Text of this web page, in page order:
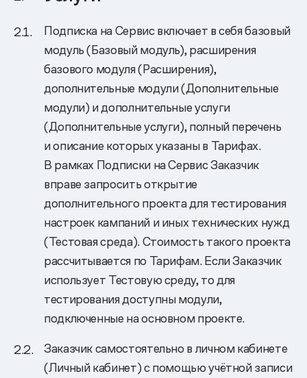
Подписка на Сервис включает в себя базовый
модуль (Базовый модуль), расширения
базового модуля (Расширения),
дополнительные модули (Дополнительные
модули) и дополнительные услуги
(Дополнительные услуги), полный перечень
и описание которых указаны в Тарифах.
В рамках Подписки на Сервис Заказчик
вправе запросить открытие
дополнительного проекта для тестирования
настроек кампаний и иных технических нужд
(Тестовая среда). Стоимость такого проекта
рассчитывается по Тарифам. Если Заказчик
использует Тестовую среду, то для
тестирования доступны модули,
подключенные на основном проекте.
Заказчик самостоятельно в личном кабинете
(Личный кабинет) с помощью учётной записи